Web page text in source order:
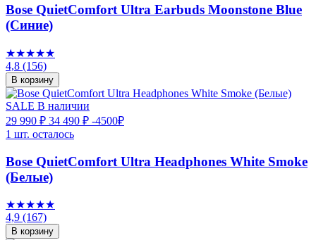
Bose QuietComfort Ultra Earbuds Moonstone Blue
(Синие)
★★★★★
4,8 (156)
В корзину
SALE В наличии
29 990 ₽ 34 490 ₽ -4500₽
1 шт. осталось
Bose QuietComfort Ultra Headphones White Smoke
(Белые)
★★★★★
4,9 (167)
В корзину